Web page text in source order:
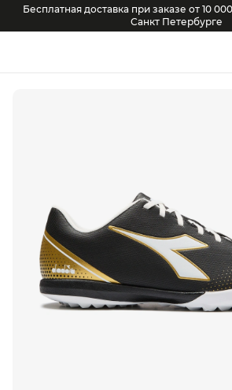
Бесплатная доставка при заказе от 10
Санкт Петербурге